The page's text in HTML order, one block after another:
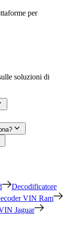
per
soluzioni di
Decodificatore
VIN Ram
Jaguar